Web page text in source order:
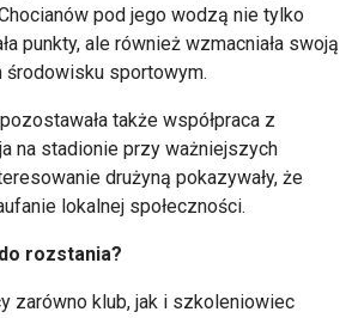
pod jego wodzą nie tylko
punkty, ale również wzmacniała swoją
środowisku sportowym.
także współpraca z
na stadionie przy ważniejszych
drużyną pokazywały, że
lokalnej społeczności.
rozstania?
zarówno klub, jak i szkoleniowiec